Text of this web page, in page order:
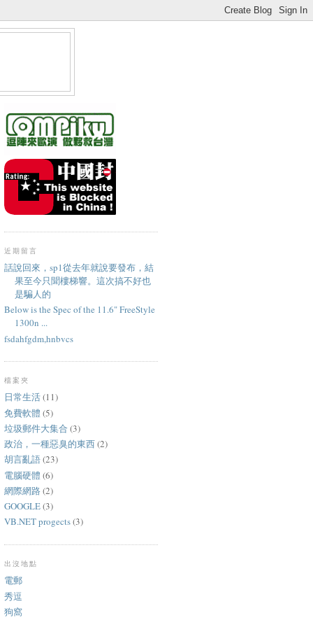
近期留言
話說回來，sp1從去年就說要發布，結
果至今只聞樓梯響。這次搞不好也
是騙人的
Below is the Spec of the 11.6" FreeStyle
1300n ...
fsdahfgdm,hnbvcs
檔案夾
日常生活(11)
免費軟體 (5)
垃圾郵件大集合 (3)
政治，一種惡臭的東西(2)
胡言亂語(23)
電腦硬體 (6)
網際網路(2)
GOOGLE(3)
VB.NET progects(3)
出沒地點
電郵
秀逗
狗窩